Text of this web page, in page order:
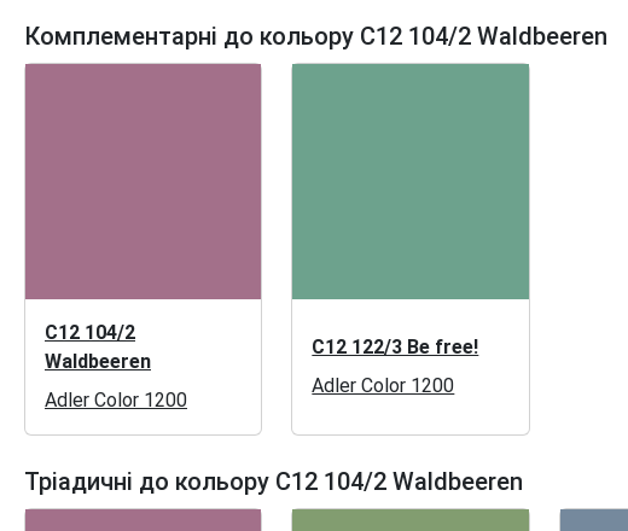
Комплементарні до кольору C12 104/2 Waldbeeren
C12 104/2
Waldbeeren
Adler Color 1200
C12 122/3 Be free!
Adler Color 1200
Тріадичні до кольору C12 104/2 Waldbeeren